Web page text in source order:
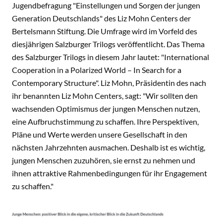
Jugendbefragung "Einstellungen und Sorgen der jungen
Generation Deutschlands" des Liz Mohn Centers der
Bertelsmann Stiftung. Die Umfrage wird im Vorfeld des
diesjährigen Salzburger Trilogs veröffentlicht. Das Thema
des Salzburger Trilogs in diesem Jahr lautet: "International
Cooperation in a Polarized World – In Search for a
Contemporary Structure". Liz Mohn, Präsidentin des nach
ihr benannten Liz Mohn Centers, sagt: "Wir sollten den
wachsenden Optimismus der jungen Menschen nutzen,
eine Aufbruchstimmung zu schaffen. Ihre Perspektiven,
Pläne und Werte werden unsere Gesellschaft in den
nächsten Jahrzehnten ausmachen. Deshalb ist es wichtig,
jungen Menschen zuzuhören, sie ernst zu nehmen und
ihnen attraktive Rahmenbedingungen für ihr Engagement
zu schaffen."